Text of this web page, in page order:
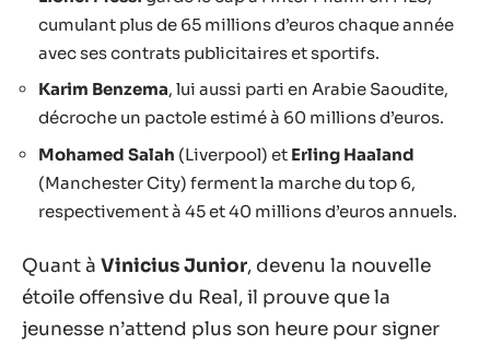
cumulant plus de 65 millions d’euros chaque année
avec ses contrats publicitaires et sportifs.
Karim Benzema, lui aussi parti en Arabie Saoudite,
décroche un pactole estimé à 60 millions d’euros.
Mohamed Salah (Liverpool) et Erling Haaland
(Manchester City) ferment la marche du top 6,
respectivement à 45 et 40 millions d’euros annuels.
Quant à Vinicius Junior, devenu la nouvelle
étoile offensive du Real, il prouve que la
jeunesse n’attend plus son heure pour signer